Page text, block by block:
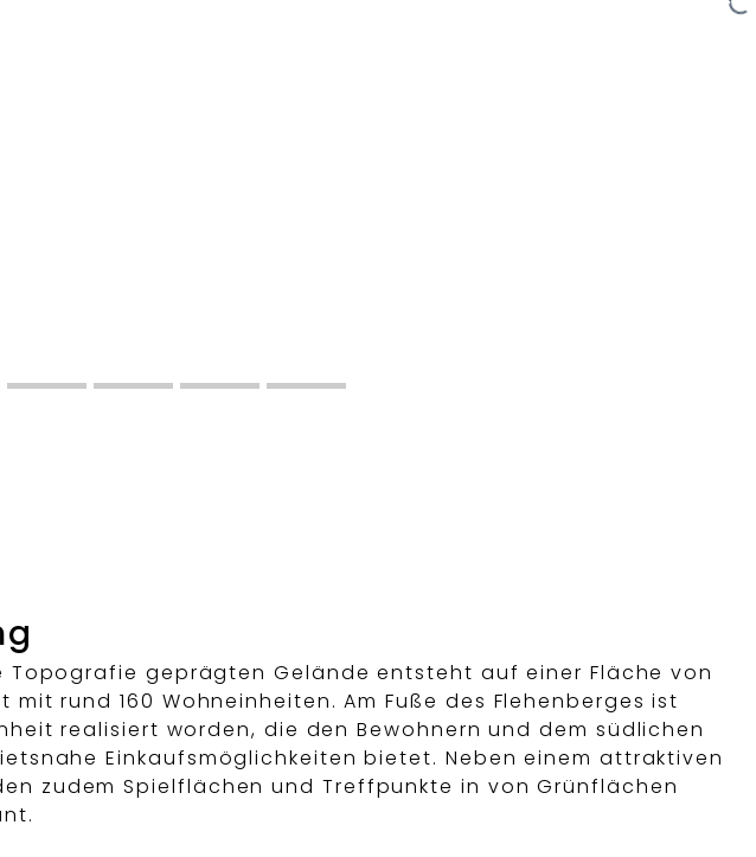
Topografie geprägten Gelände entsteht auf einer Fläche von
mit rund 160 Wohneinheiten. Am Fuße des Flehenberges ist
realisiert worden, die den Bewohnern und dem südlichen
Einkaufsmöglichkeiten bietet. Neben einem attraktiven
zudem Spielflächen und Treffpunkte in von Grünflächen